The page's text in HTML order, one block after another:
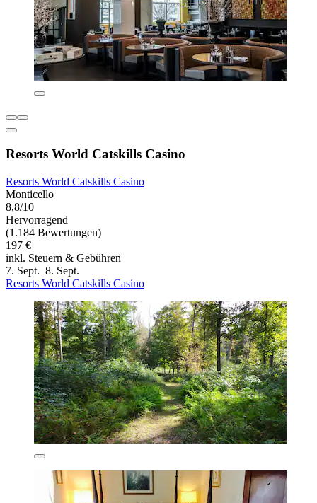
Resorts World Catskills Casino
Resorts World Catskills Casino
Monticello
8,8/10
Hervorragend
(1.184 Bewertungen)
197 €
inkl. Steuern & Gebühren
7. Sept.–8. Sept.
Resorts World Catskills Casino